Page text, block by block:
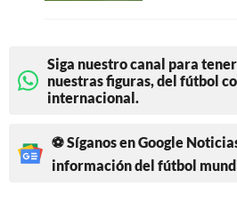
Siga nuestro canal para
nuestras figuras, del fútbol
internacional.
⚽ Síganos en Google
información del fútbol